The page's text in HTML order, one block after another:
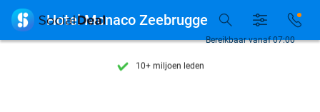
7 dagen per week beschikbaar
10+ miljoen leden
Bereikbaar vanaf 07:00
 Hotel Monaco Zeebrugge